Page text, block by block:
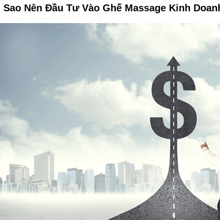
Sao Nên Đầu Tư Vào Ghế Massage Kinh